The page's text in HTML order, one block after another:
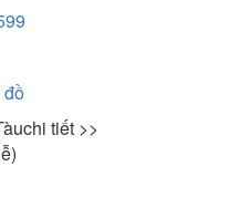
đồ
chi tiết >>